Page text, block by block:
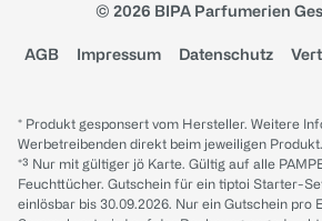
© 2026 BIPA Parfumerien
AGB Impressum Datenschutz
* Produkt gesponsert vom Hersteller. Weitere
Werbetreibenden direkt beim jeweiligen Produkt.
*³ Nur mit gültiger jö Karte. Gültig auf alle
Feuchttücher. Gutschein für ein tiptoi Starter-
einlösbar bis 30.09.2026. Nur ein Gutschein pro